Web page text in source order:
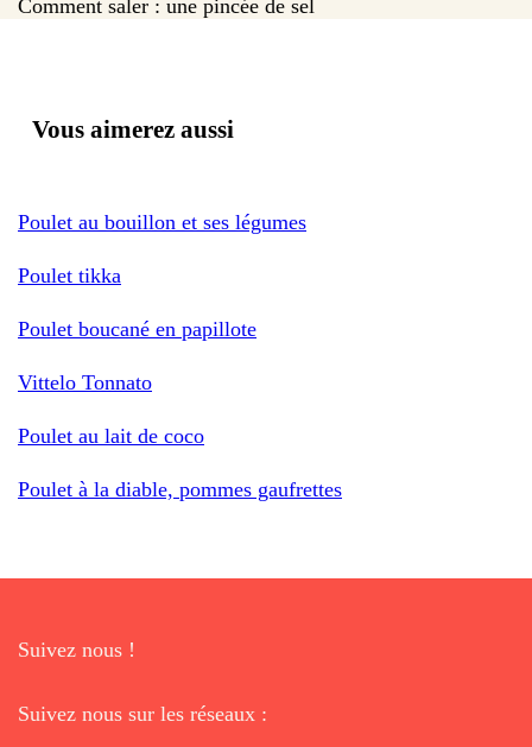
Comment saler : une pincée de sel
Vous aimerez aussi
Poulet au bouillon et ses légumes
Poulet tikka
Poulet boucané en papillote
Vittelo Tonnato
Poulet au lait de coco
Poulet à la diable, pommes gaufrettes
Suivez nous !
Suivez nous sur les réseaux :